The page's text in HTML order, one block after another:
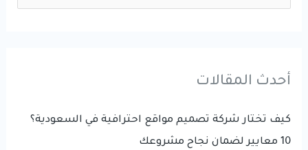
|
والعواملc
f
o
أحدث المقالات
كيف تختار شركة تصميم مواقع احترافية في السعودية؟
10 معايير لضمان نجاح مشروعك